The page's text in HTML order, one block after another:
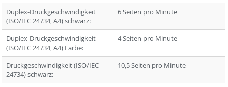
Duplex-Druckgeschwindigkeit
(ISO/IEC 24734, A4) schwarz:
6 Seiten pro Minute
Duplex-Druckgeschwindigkeit
(ISO/IEC 24734, A4) Farbe:
4 Seiten pro Minute
Druckgeschwindigkeit (ISO/IEC
24734) schwarz:
10,5 Seiten pro Minute